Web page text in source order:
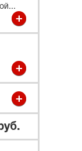
...